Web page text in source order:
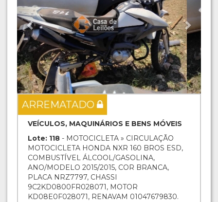
ARREMATADO
VEÍCULOS, MAQUINÁRIOS E BENS MÓVEIS
Lote: 118 - MOTOCICLETA » CIRCULAÇÃO
MOTOCICLETA HONDA NXR 160 BROS ESD,
COMBUSTÍVEL ÁLCOOL/GASOLINA,
ANO/MODELO 2015/2015, COR BRANCA,
PLACA NRZ7797, CHASSI
9C2KD0800FR028071, MOTOR
KD08E0F028071, RENAVAM 01047679830.